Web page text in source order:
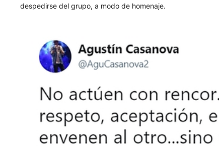
despedirse del grupo, a modo de homenaje.